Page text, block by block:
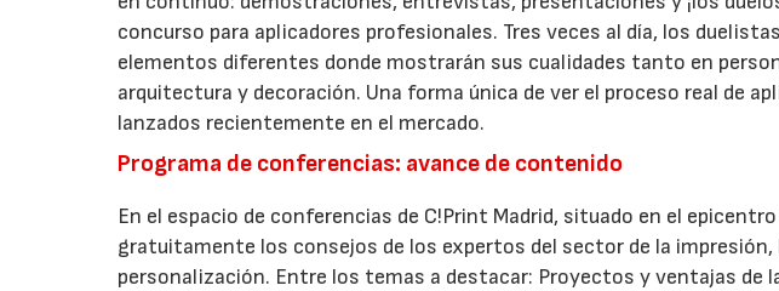
concurso para aplicadores profesionales. Tres veces al día, los
elementos diferentes donde mostrarán sus cualidades tanto en
arquitectura y decoración. Una forma única de ver el proceso real de
lanzados recientemente en el mercado.
Programa de conferencias: avance de contenido
En el espacio de conferencias de C!Print Madrid, situado en el
gratuitamente los consejos de los expertos del sector de la impresión,
personalización. Entre los temas a destacar: Proyectos y ventajas de